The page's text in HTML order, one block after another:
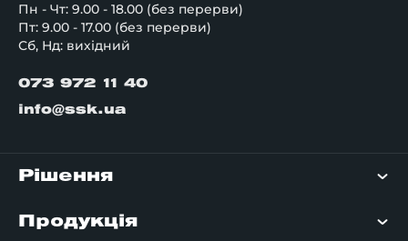
Пн - Чт: 9.00 - 18.00 (без перерви)
Пт: 9.00 - 17.00 (без перерви)
Сб, Нд: вихідний
073 972 11 40
info@ssk.ua
Рішення
Продукція